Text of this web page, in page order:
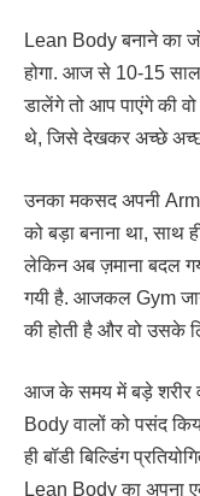
Lean Body बनाने का
होगा. आज से 10-15
डालेंगे तो आप पाएंगे की
थे, जिसे देखकर अच्छे
उनका मकसद अपनी
को बड़ा बनाना था, साथ
लेकिन अब ज़माना बदल
गयी है. आजकल Gym
की होती है और वो उसके
आज के समय में बड़े शरीर
Body वालों को पसंद
ही बॉडी बिल्डिंग
Lean Body का अपना